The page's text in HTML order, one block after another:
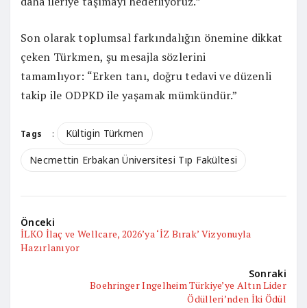
Son olarak toplumsal farkındalığın önemine dikkat
çeken Türkmen, şu mesajla sözlerini
tamamlıyor: “Erken tanı, doğru tedavi ve düzenli
takip ile ODPKD ile yaşamak mümkündür.”
Tags : Kültigin Türkmen
Necmettin Erbakan Üniversitesi Tıp Fakültesi
Önceki
İLKO İlaç ve Wellcare, 2026’ya ‘İZ Bırak’ Vizyonuyla
Hazırlanıyor
Sonraki
Boehringer Ingelheim Türkiye’ye Altın Lider
Ödülleri’nden İki Ödül